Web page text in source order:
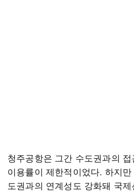
청주공항은 그간 수도권과의
이용률이 제한적이었다. 하지
도권과의 연계성도 강화돼 국